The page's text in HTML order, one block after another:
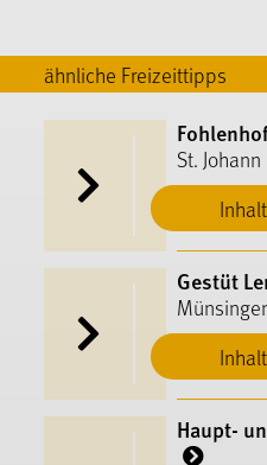
ähnliche Freizeittipps
St. Johann
Gestüt
Haupt-